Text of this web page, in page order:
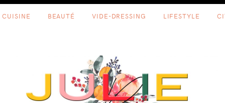
CUISINE BEAUTÉ VIDE-DRESSING LIFESTYLE